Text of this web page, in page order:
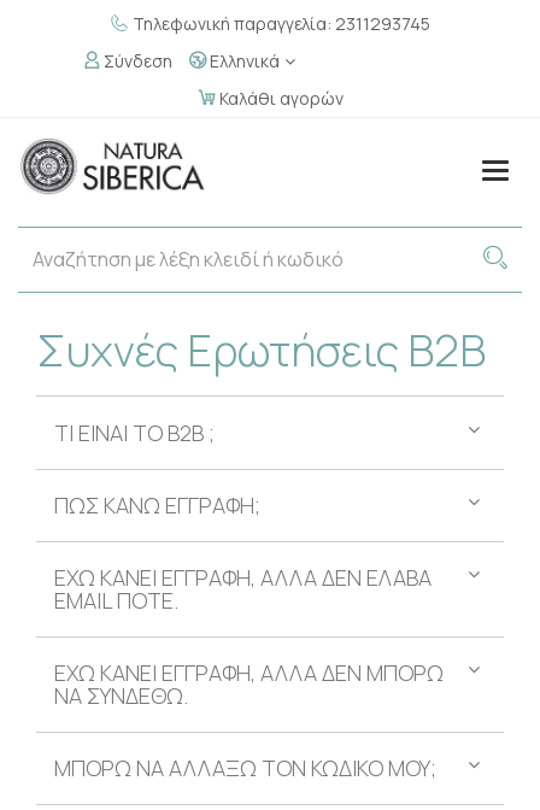
Τηλεφωνική παραγγελία: 2311293745
Σύνδεση
Ελληνικά
Καλάθι αγορών
Συχνές Ερωτήσεις Β2Β
ΤΙ ΕΙΝΑΙ ΤΟ B2B ;
ΠΩΣ ΚΑΝΩ ΕΓΓΡΑΦΗ;
ΕΧΩ ΚΑΝΕΙ ΕΓΓΡΑΦΗ, ΑΛΛΑ ΔΕΝ ΕΛΑΒΑ
EMAIL ΠΟΤΕ.
ΕΧΩ ΚΑΝΕΙ ΕΓΓΡΑΦΗ, ΑΛΛΑ ΔΕΝ ΜΠΟΡΩ
ΝΑ ΣΥΝΔΕΘΩ.
ΜΠΟΡΩ ΝΑ ΑΛΛΑΞΩ ΤΟΝ ΚΩΔΙΚΟ ΜΟΥ;